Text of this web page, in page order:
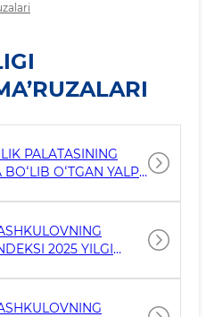
PALATASINING
OʻTGAN YALPI
FAOLIYATI
YUZASIDAN
2025 YILGI